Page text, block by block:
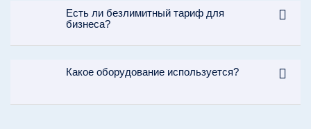
1
КОНСУЛЬТАЦИЯ
расскажем о подключении Wi-Fi
Есть ли безлимитный тариф для
бизнеса?
Какое оборудование используется?